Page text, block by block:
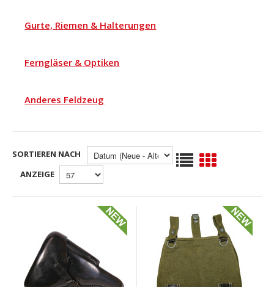
Gurte, Riemen & Halterungen
Ferngläser & Optiken
Anderes Feldzeug
SORTIEREN NACH
ANZEIGE